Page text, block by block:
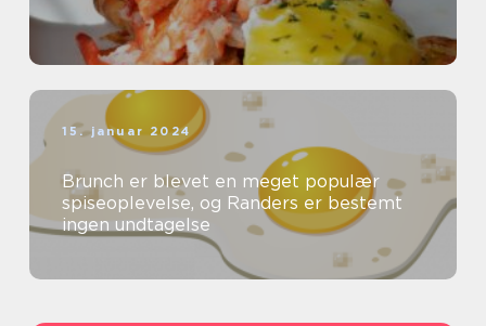
15. januar 2024
Brunch er blevet en meget populær
spiseoplevelse, og Randers er bestemt
ingen undtagelse